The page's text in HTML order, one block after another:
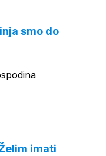
smo do
imati